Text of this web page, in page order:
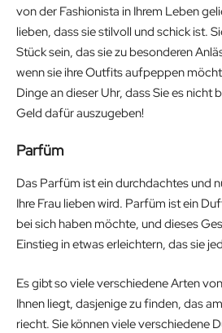
von der Fashionista in Ihrem Leben
lieben, dass sie stilvoll und schick ist.
Stück sein, das sie zu besonderen
wenn sie ihre Outfits aufpeppen
Dinge an dieser Uhr, dass Sie es nicht
Geld dafür auszugeben!
Parfüm
Das Parfüm ist ein durchdachtes und
Ihre Frau lieben wird. Parfüm ist ein
bei sich haben möchte, und dieses
Einstieg in etwas erleichtern, das sie
Es gibt so viele verschiedene Arten
Ihnen liegt, dasjenige zu finden, das
riecht. Sie können viele verschiedene